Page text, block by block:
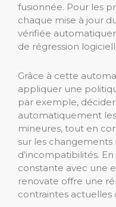
fusionnée. Pour les
chaque mise à jour
vérifiée
de régression
Grâce à cette
appliquer une
par exemple,
automatiquement
mineures, tout en
sur les
d’incompatibilités.
constante avec une
renovate offre une
contraintes